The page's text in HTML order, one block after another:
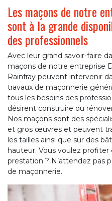
Les maçons de notre
sont à la grande
des professionnels
Avec leur grand savoir-faire
maçons de notre entreprise
Rainfray peuvent intervenir
travaux de maçonnerie
tous les besoins des
désirent construire ou
Nos maçons sont des
et gros œuvres et peuvent
les tailles ainsi que sur des
hauteur. Vous voulez profiter
prestation ? N’attendez pas
de maçonnerie.